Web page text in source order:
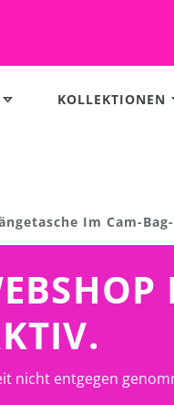
KOLLEKTIONEN
Im Cam-
nicht entgegen